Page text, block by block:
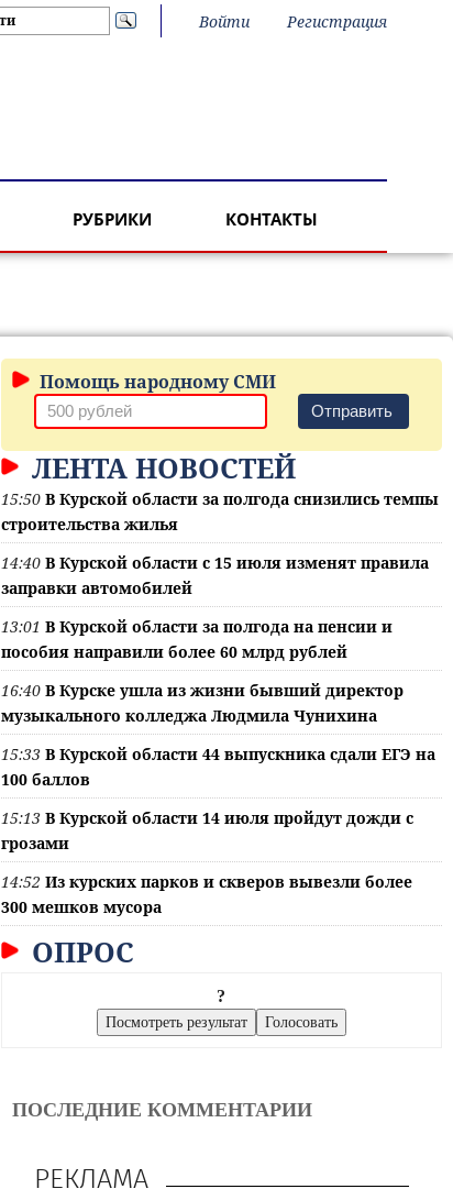
Войти Регистрация
РУБРИКИ КОНТАКТЫ
Помощь народному СМИ
Отправить
ЛЕНТА НОВОСТЕЙ
15:50 В Курской области за полгода снизились темпы
строительства жилья
14:40 В Курской области с 15 июля изменят правила
заправки автомобилей
13:01 В Курской области за полгода на пенсии и
пособия направили более 60 млрд рублей
16:40 В Курске ушла из жизни бывший директор
музыкального колледжа Людмила Чунихина
15:33 В Курской области 44 выпускника сдали ЕГЭ на
100 баллов
15:13 В Курской области 14 июля пройдут дожди с
грозами
14:52 Из курских парков и скверов вывезли более
300 мешков мусора
ОПРОС
?
ПОСЛЕДНИЕ КОММЕНТАРИИ
РЕКЛАМА